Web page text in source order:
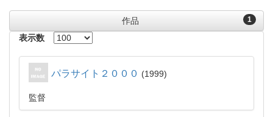
1
作品
表示数
パラサイト２０００ 1999
監督